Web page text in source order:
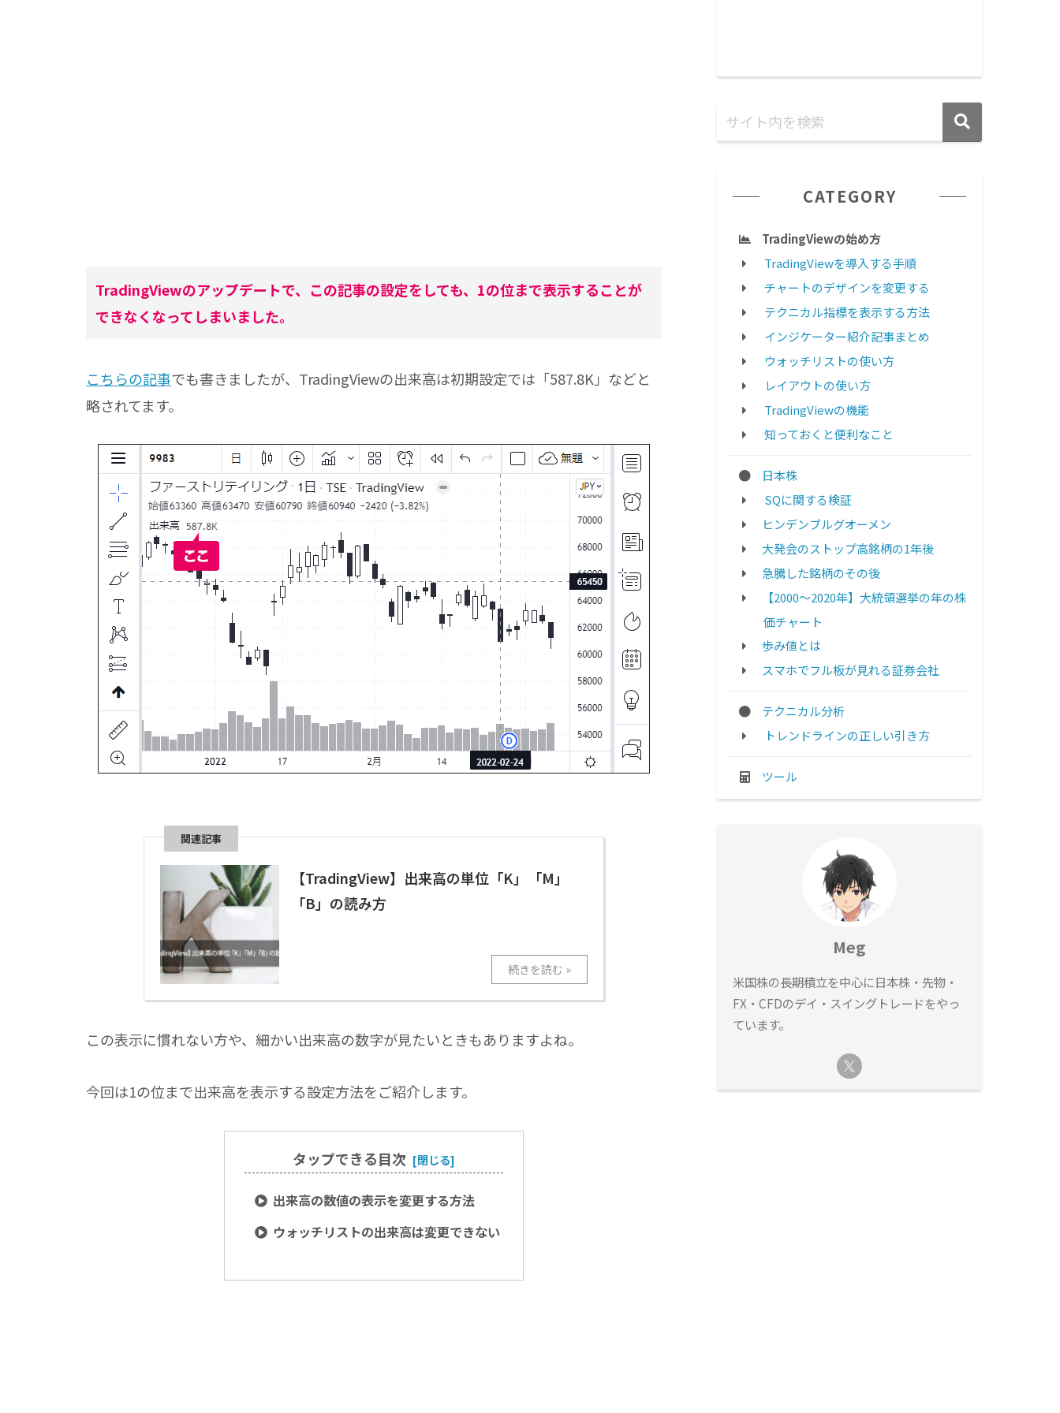
TradingViewのアップデートで、この記事の設定をしても、1の位まで表示することが
できなくなってしまいました。
こちらの記事でも書きましたが、TradingViewの出来高は初期設定では「587.8K」などと
略されてます。
【TradingView】出来高の単位「K」「M」
「B」の読み方
この表示に慣れない方や、細かい出来高の数字が見たいときもありますよね。
今回は1の位まで出来高を表示する設定方法をご紹介します。
タップできる目次
出来高の数値の表示を変更する方法
ウォッチリストの出来高は変更できない
CATEGORY
TradingViewの始め方
TradingViewを導入する手順
チャートのデザインを変更する
テクニカル指標を表示する方法
インジケーター紹介記事まとめ
ウォッチリストの使い方
レイアウトの使い方
TradingViewの機能
知っておくと便利なこと
日本株
SQに関する検証
ヒンデンブルグオーメン
大発会のストップ高銘柄の1年後
急騰した銘柄のその後
【2000～2020年】大統領選挙の年の株
価チャート
歩み値とは
スマホでフル板が見れる証券会社
テクニカル分析
トレンドラインの正しい引き方
ツール
Meg
米国株の長期積立を中心に日本株・先物・
FX・CFDのデイ・スイングトレードをやっ
ています。